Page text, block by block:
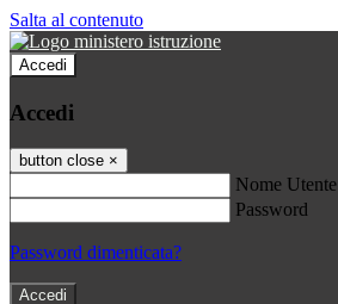
Salta al contenuto
Accedi
Accedi
button close ×
Nome Utente
Password
Password dimenticata?